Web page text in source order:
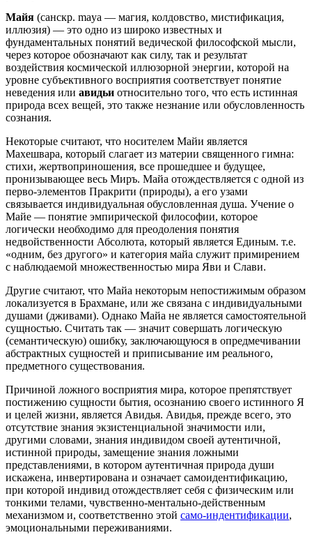
Майя (санскр. maya — магия, колдовство, мистификация,
иллюзия) — это одно из широко известных и
фундаментальных понятий ведической философской мысли,
через которое обозначают как силу, так и результат
воздействия космической иллюзорной энергии, которой на
уровне субъективного восприятия соответствует понятие
неведения или авидьи относительно того, что есть истинная
природа всех вещей, это также незнание или обусловленность
сознания.
Некоторые считают, что носителем Майи является
Махешвара, который слагает из материи священного гимна:
стихи, жертвоприношения, все прошедшее и будущее,
пронизывающее весь Миръ. Майа отождествляется с одной из
перво-элементов Пракрити (природы), а его узами
связывается индивидуальная обусловленная душа. Учение о
Майе — понятие эмпирической философии, которое
логически необходимо для преодоления понятия
недвойственности Абсолюта, который является Единым. т.е.
«одним, без другого» и категория майа служит примирением
с наблюдаемой множественностью мира Яви и Слави.
Другие считают, что Майа некоторым непостижимым образом
локализуется в Брахмане, или же связана с индивидуальными
душами (дживами). Однако Майа не является самостоятельной
сущностью. Считать так — значит совершать логическую
(семантическую) ошибку, заключающуюся в опредмечивании
абстрактных сущностей и приписывание им реального,
предметного существования.
Причиной ложного восприятия мира, которое препятствует
постижению сущности бытия, осознанию своего истинного Я
и целей жизни, является Авидья. Авидья, прежде всего, это
отсутствие знания экзистенциальной значимости или,
другими словами, знания индивидом своей аутентичной,
истинной природы, замещение знания ложными
представлениями, в котором аутентичная природа души
искажена, инвертирована и означает самоидентификацию,
при которой индивид отождествляет себя с физическим или
тонкими телами, чувственно-ментально-действенным
механизмом и, соответственно этой само-индентификации,
эмоциональными переживаниями.